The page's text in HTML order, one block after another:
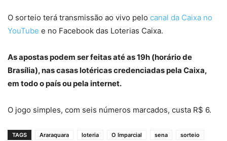
O sorteio terá transmissão ao vivo pelo canal da Caixa no
YouTube e no Facebook das Loterias Caixa.
As apostas podem ser feitas até as 19h (horário de
Brasília), nas casas lotéricas credenciadas pela Caixa,
em todo o país ou pela internet.
O jogo simples, com seis números marcados, custa R$ 6.
TAGS Araraquara loteria O Imparcial sena sorteio